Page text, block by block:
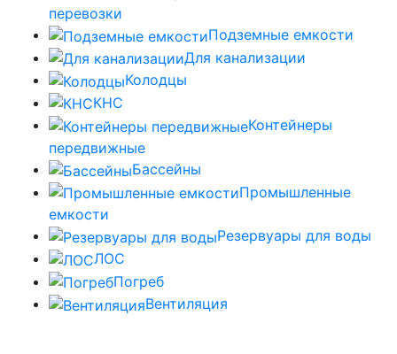
перевозки
Подземные емкости
Для канализации
Колодцы
КНС
Контейнеры
передвижные
Бассейны
Промышленные
емкости
Резервуары для воды
ЛОС
Погреб
Вентиляция